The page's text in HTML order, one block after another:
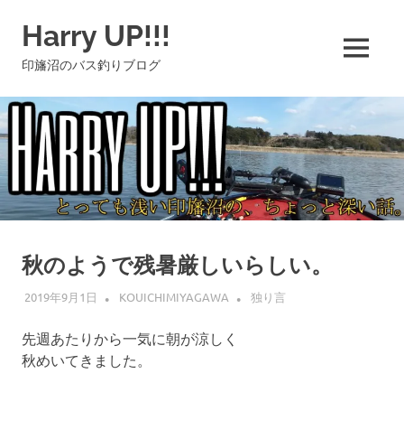
ツ
へ
ス
キ
ッ
プ
Harry UP!!!
印旛沼のバス釣りブログ MENU
秋のようで残暑厳しいらしい。
2019年9月1日 KOUICHIMIYAGAWA 独り言
先週あたりから一気に朝が涼しく
秋めいてきました。